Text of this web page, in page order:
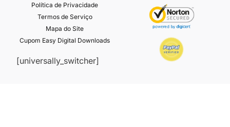
Política de Privacidade
Termos de Serviço
Mapa do Site
Cupom Easy Digital Downloads
[universally_switcher]